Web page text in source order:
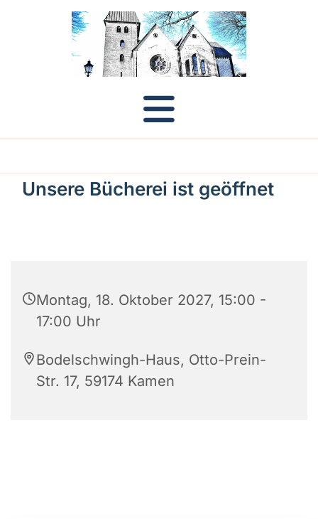
Unsere Bücherei ist geöffnet
Montag, 18. Oktober 2027, 15:00 -
17:00 Uhr
Bodelschwingh-Haus, Otto-Prein-
Str. 17, 59174 Kamen